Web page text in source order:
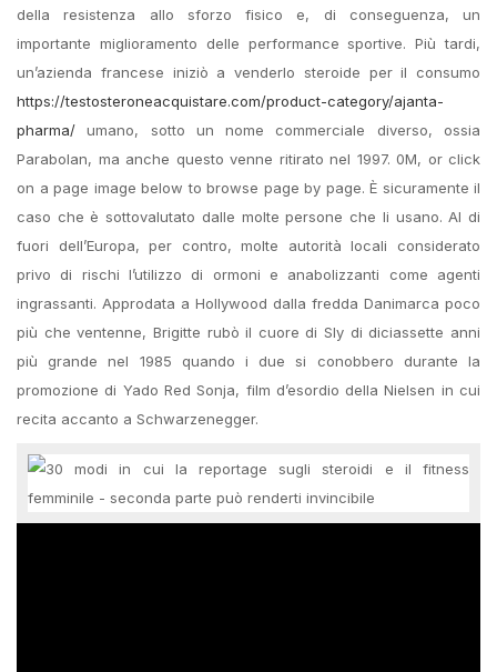
della resistenza allo sforzo fisico e, di conseguenza, un
importante miglioramento delle performance sportive. Più tardi,
un’azienda francese iniziò a venderlo steroide per il consumo
https://testosteroneacquistare.com/product-category/ajanta-
pharma/ umano, sotto un nome commerciale diverso, ossia
Parabolan, ma anche questo venne ritirato nel 1997. 0M, or click
on a page image below to browse page by page. È sicuramente il
caso che è sottovalutato dalle molte persone che li usano. Al di
fuori dell’Europa, per contro, molte autorità locali considerato
privo di rischi l’utilizzo di ormoni e anabolizzanti come agenti
ingrassanti. Approdata a Hollywood dalla fredda Danimarca poco
più che ventenne, Brigitte rubò il cuore di Sly di diciassette anni
più grande nel 1985 quando i due si conobbero durante la
promozione di Yado Red Sonja, film d’esordio della Nielsen in cui
recita accanto a Schwarzenegger.